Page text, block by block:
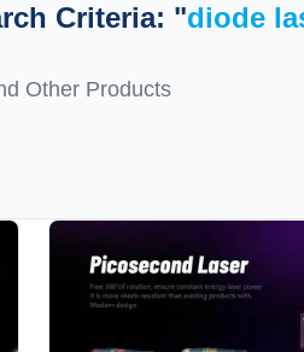
Criteria: "diode
Other Products